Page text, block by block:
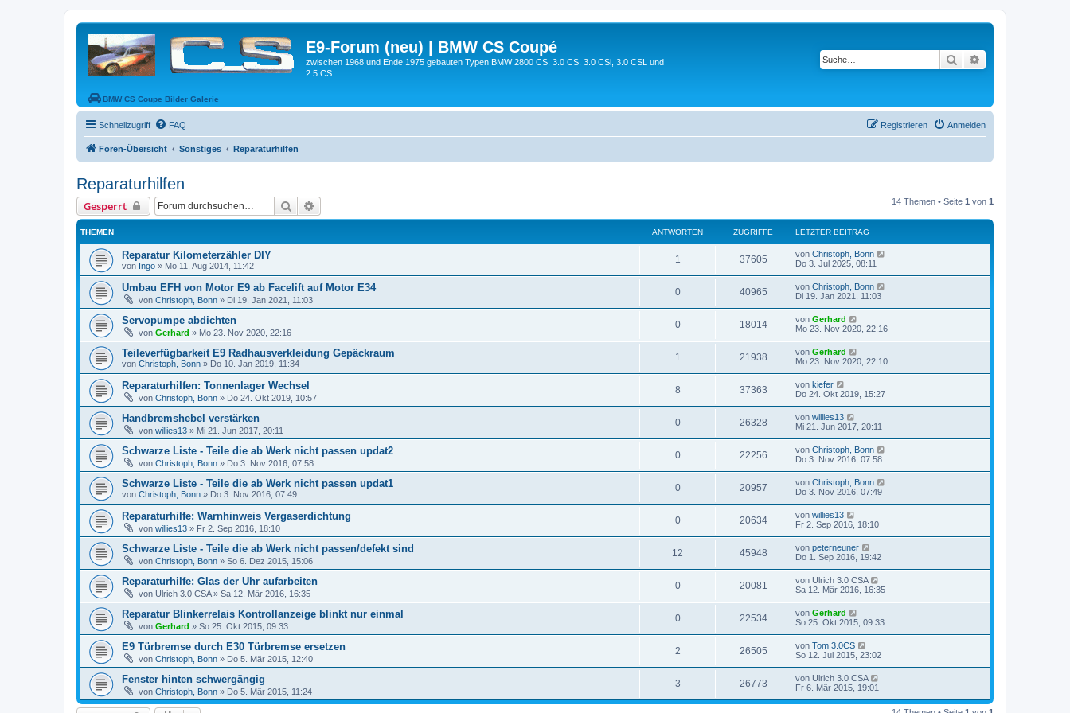
E9-Forum (neu) | BMW CS Coupé
zwischen 1968 und Ende 1975 gebauten Typen BMW 2800 CS, 3.0 CS, 3.0 CSi, 3.0 CSL und
2.5 CS.
BMW CS Coupe Bilder Galerie
Suche
Schnellzugriff FAQ Anmelden
Registrieren
Foren-Übersicht Sonstiges Reparaturhilfen
Reparaturhilfen
Gesperrt Suche 14 Themen • Seite 1 von 1
THEMEN ANTWORTEN ZUGRIFFE LETZTER BEITRAG
Reparatur Kilometerzähler DIY
von Ingo » Mo 11. Aug 2014, 11:42
1 37605 von Christoph, Bonn
Do 3. Jul 2025, 08:11
Umbau EFH von Motor E9 ab Facelift auf Motor E34
von Christoph, Bonn » Di 19. Jan 2021, 11:03
0 40965 von Christoph, Bonn
Di 19. Jan 2021, 11:03
Servopumpe abdichten
von Gerhard » Mo 23. Nov 2020, 22:16
0 18014 von Gerhard
Mo 23. Nov 2020, 22:16
Teileverfügbarkeit E9 Radhausverkleidung Gepäckraum
von Christoph, Bonn » Do 10. Jan 2019, 11:34
1 21938 von Gerhard
Mo 23. Nov 2020, 22:10
Reparaturhilfen: Tonnenlager Wechsel
von Christoph, Bonn » Do 24. Okt 2019, 10:57
8 37363 von kiefer
Do 24. Okt 2019, 15:27
Handbremshebel verstärken
von willies13 » Mi 21. Jun 2017, 20:11
0 26328 von willies13
Mi 21. Jun 2017, 20:11
Schwarze Liste - Teile die ab Werk nicht passen updat2
von Christoph, Bonn » Do 3. Nov 2016, 07:58
0 22256 von Christoph, Bonn
Do 3. Nov 2016, 07:58
Schwarze Liste - Teile die ab Werk nicht passen updat1
von Christoph, Bonn » Do 3. Nov 2016, 07:49
0 20957 von Christoph, Bonn
Do 3. Nov 2016, 07:49
Reparaturhilfe: Warnhinweis Vergaserdichtung
von willies13 » Fr 2. Sep 2016, 18:10
0 20634 von willies13
Fr 2. Sep 2016, 18:10
Schwarze Liste - Teile die ab Werk nicht passen/defekt sind
von Christoph, Bonn » So 6. Dez 2015, 15:06
12 45948 von peterneuner
Do 1. Sep 2016, 19:42
Reparaturhilfe: Glas der Uhr aufarbeiten
von Ulrich 3.0 CSA» Sa 12. Mär 2016, 16:35
0 20081 von Ulrich 3.0 CSA
Sa 12. Mär 2016, 16:35
Reparatur Blinkerrelais Kontrollanzeige blinkt nur einmal
von Gerhard » So 25. Okt 2015, 09:33
0 22534 von Gerhard
So 25. Okt 2015, 09:33
E9 Türbremse durch E30 Türbremse ersetzen
von Christoph, Bonn » Do 5. Mär 2015, 12:40
2 26505 von Tom 3.0CS
So 12. Jul 2015, 23:02
Fenster hinten schwergängig
von Christoph, Bonn » Do 5. Mär 2015, 11:24
3 26773 von Ulrich 3.0 CSA
Fr 6. Mär 2015, 19:01